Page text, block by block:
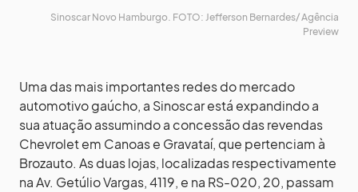
Sinoscar Novo Hamburgo. FOTO: Jefferson Bernardes/ Agência
Preview
Uma das mais importantes redes do mercado
automotivo gaúcho, a Sinoscar está expandindo a
sua atuação assumindo a concessão das revendas
Chevrolet em Canoas e Gravataí, que pertenciam à
Brozauto. As duas lojas, localizadas respectivamente
na Av. Getúlio Vargas, 4119, e na RS-020, 20, passam